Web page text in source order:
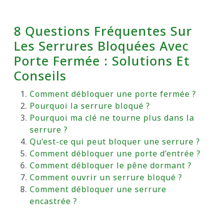
8 Questions Fréquentes Sur
Les Serrures Bloquées Avec
Porte Fermée : Solutions Et
Conseils
Comment débloquer une porte fermée ?
Pourquoi la serrure bloqué ?
Pourquoi ma clé ne tourne plus dans la
serrure ?
Qu’est-ce qui peut bloquer une serrure ?
Comment débloquer une porte d’entrée ?
Comment débloquer le pêne dormant ?
Comment ouvrir un serrure bloqué ?
Comment débloquer une serrure
encastrée ?